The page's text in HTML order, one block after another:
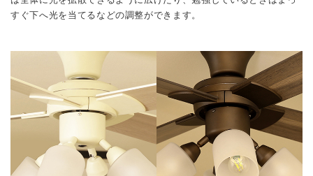
すぐ下へ光を当てるなどの調整ができます。